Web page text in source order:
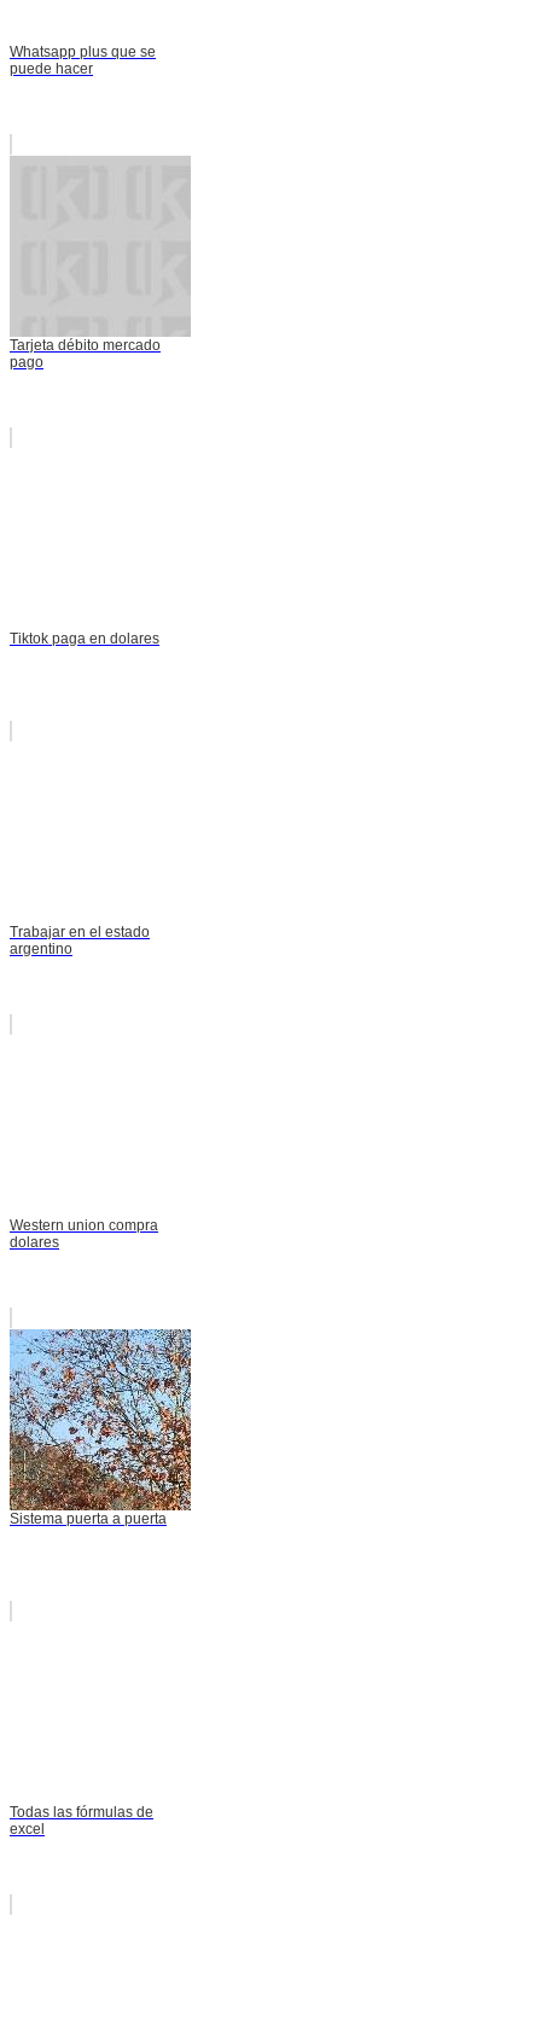
Whatsapp plus que se
puede hacer
Tarjeta débito mercado
pago
Tiktok paga en dolares
Trabajar en el estado
argentino
Western union compra
dolares
Sistema puerta a puerta
Todas las fórmulas de
excel